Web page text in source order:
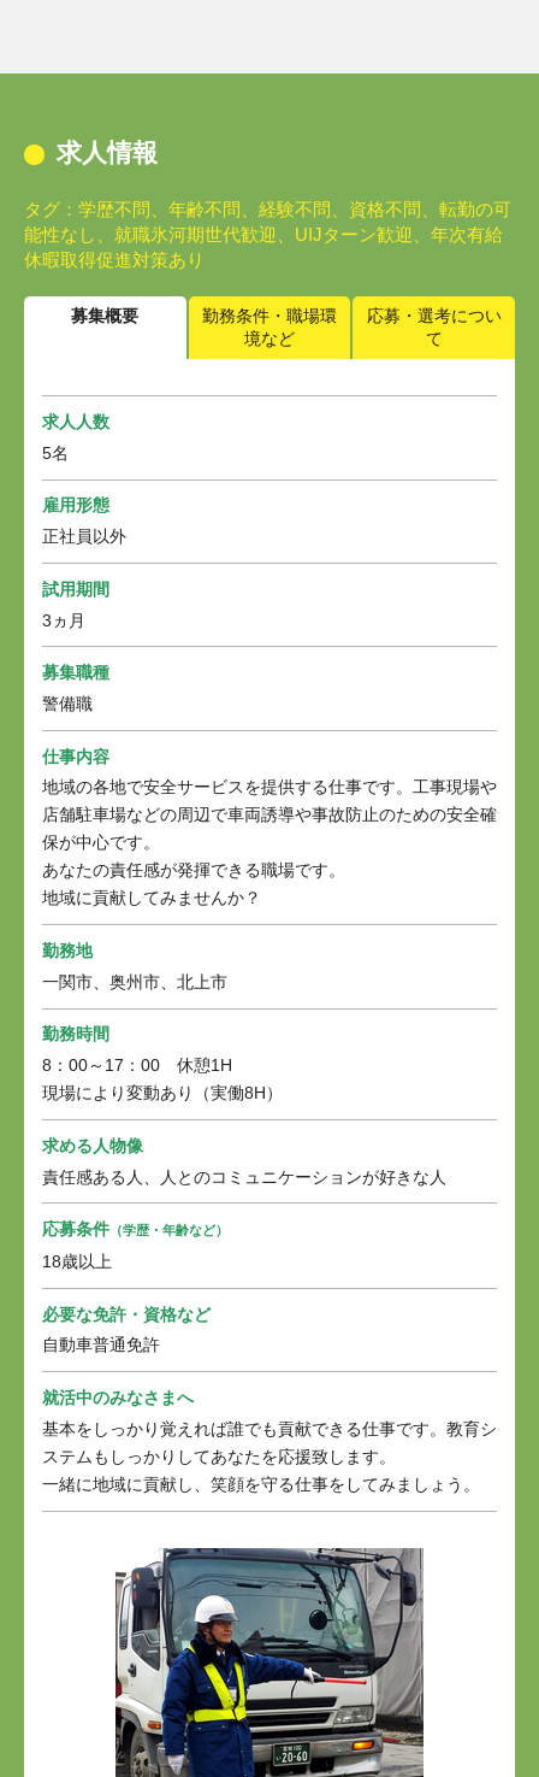
求人情報
タグ：学歴不問、年齢不問、経験不問、資格不問、転勤の可
能性なし、就職氷河期世代歓迎、UIJターン歓迎、年次有給
休暇取得促進対策あり
募集概要
勤務条件・職場環
境など
応募・選考につい
て
求人人数
5名
雇用形態
正社員以外
試用期間
3ヵ月
募集職種
警備職
仕事内容
地域の各地で安全サービスを提供する仕事です。工事現場や
店舗駐車場などの周辺で車両誘導や事故防止のための安全確
保が中心です。
あなたの責任感が発揮できる職場です。
地域に貢献してみませんか？
勤務地
一関市、奥州市、北上市
勤務時間
8：00～17：00 休憩1H
現場により変動あり（実働8H）
求める人物像
責任感ある人、人とのコミュニケーションが好きな人
応募条件 （学歴・年齢など）
18歳以上
必要な免許・資格など
自動車普通免許
就活中のみなさまへ
基本をしっかり覚えれば誰でも貢献できる仕事です。教育シ
ステムもしっかりしてあなたを応援致します。
一緒に地域に貢献し、笑顔を守る仕事をしてみましょう。